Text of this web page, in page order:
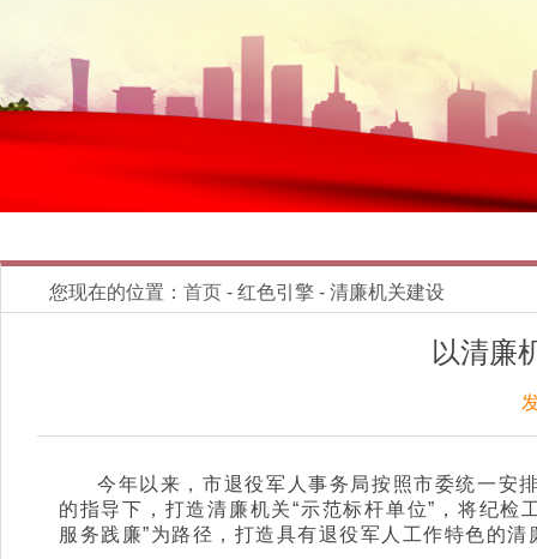
您现在的位置： 首页 - 红色引擎 - 清廉机关建设
以清廉
今年以来，市退役军人事务局按照市委统一安
的指导下，打造清廉机关“示范标杆单位”，将纪
服务践廉”为路径，打造具有退役军人工作特色的